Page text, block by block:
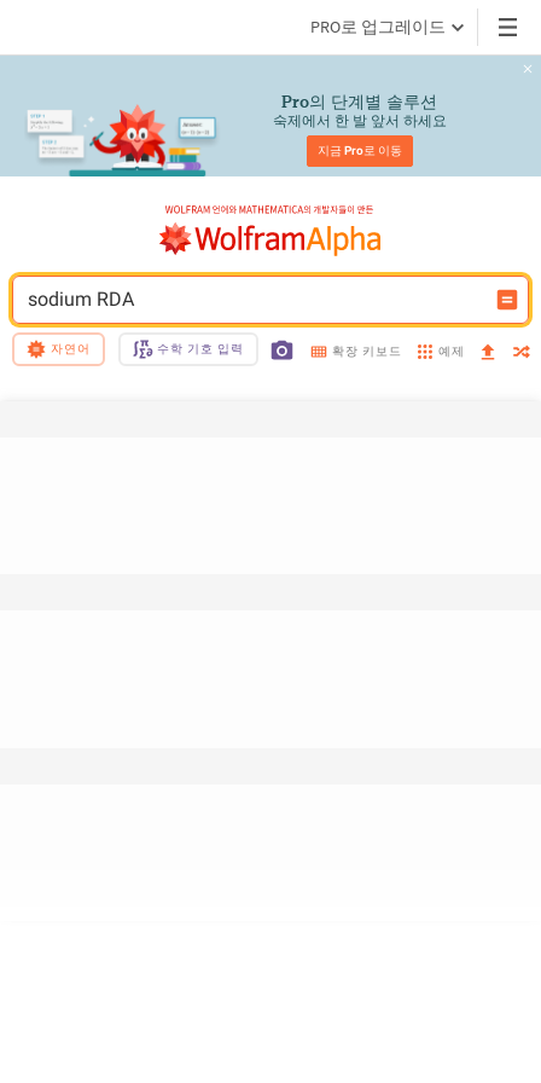
PRO로 업그레이드
Pro의 단계별 솔루션
숙제에서 한 발 앞서 하세요
지금 Pro로 이동
sodium RDA
자연어 수학 기호 입력 확장 키보드 예제